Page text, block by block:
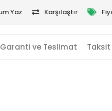
Yaz Karşılaştır
Garanti ve Teslimat Taksit